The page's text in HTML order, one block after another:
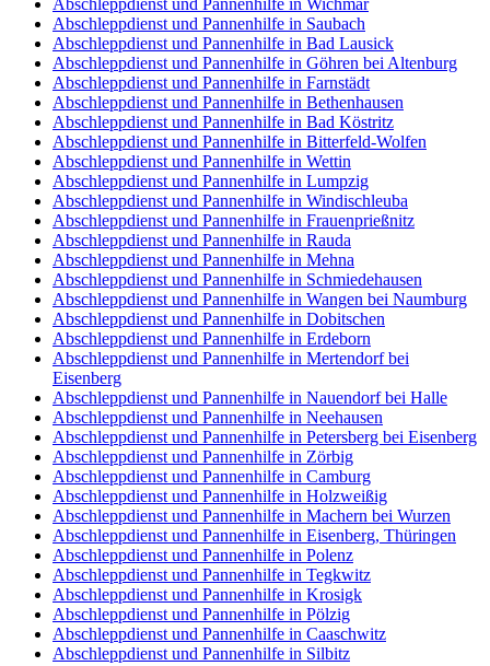
Abschleppdienst und Pannenhilfe in Wichmar
Abschleppdienst und Pannenhilfe in Saubach
Abschleppdienst und Pannenhilfe in Bad Lausick
Abschleppdienst und Pannenhilfe in Göhren bei Altenburg
Abschleppdienst und Pannenhilfe in Farnstädt
Abschleppdienst und Pannenhilfe in Bethenhausen
Abschleppdienst und Pannenhilfe in Bad Köstritz
Abschleppdienst und Pannenhilfe in Bitterfeld-Wolfen
Abschleppdienst und Pannenhilfe in Wettin
Abschleppdienst und Pannenhilfe in Lumpzig
Abschleppdienst und Pannenhilfe in Windischleuba
Abschleppdienst und Pannenhilfe in Frauenprießnitz
Abschleppdienst und Pannenhilfe in Rauda
Abschleppdienst und Pannenhilfe in Mehna
Abschleppdienst und Pannenhilfe in Schmiedehausen
Abschleppdienst und Pannenhilfe in Wangen bei Naumburg
Abschleppdienst und Pannenhilfe in Dobitschen
Abschleppdienst und Pannenhilfe in Erdeborn
Abschleppdienst und Pannenhilfe in Mertendorf bei
Eisenberg
Abschleppdienst und Pannenhilfe in Nauendorf bei Halle
Abschleppdienst und Pannenhilfe in Neehausen
Abschleppdienst und Pannenhilfe in Petersberg bei Eisenberg
Abschleppdienst und Pannenhilfe in Zörbig
Abschleppdienst und Pannenhilfe in Camburg
Abschleppdienst und Pannenhilfe in Holzweißig
Abschleppdienst und Pannenhilfe in Machern bei Wurzen
Abschleppdienst und Pannenhilfe in Eisenberg, Thüringen
Abschleppdienst und Pannenhilfe in Polenz
Abschleppdienst und Pannenhilfe in Tegkwitz
Abschleppdienst und Pannenhilfe in Krosigk
Abschleppdienst und Pannenhilfe in Pölzig
Abschleppdienst und Pannenhilfe in Caaschwitz
Abschleppdienst und Pannenhilfe in Silbitz